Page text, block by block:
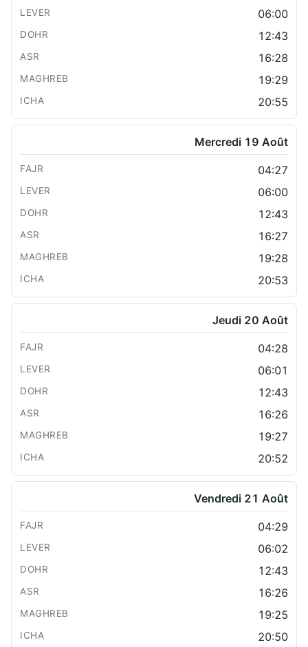
06:00
12:43
16:28
19:29
20:55
Mercredi 19 Août
04:27
06:00
12:43
16:27
19:28
20:53
Jeudi 20 Août
04:28
06:01
12:43
16:26
19:27
20:52
Vendredi 21 Août
04:29
06:02
12:43
16:26
19:25
20:50